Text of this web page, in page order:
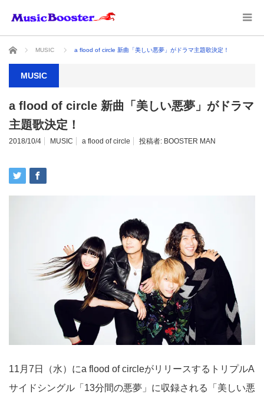
ホーム MUSIC a flood of circle 新曲「美しい悪夢」がドラマ主題歌決定！
MUSIC
a flood of circle 新曲「美しい悪夢」がドラマ
主題歌決定！
2018/10/4 MUSIC a flood of circle 投稿者: BOOSTER MAN
11月7日（水）にa flood of circleがリリースするトリプルA
サイドシングル「13分間の悪夢」に収録される「美しい悪